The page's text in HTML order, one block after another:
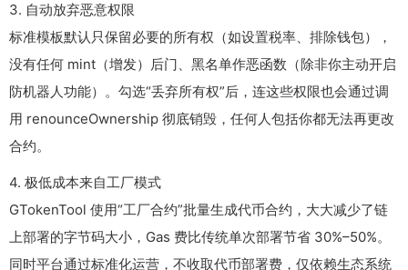
3. 自动放弃恶意权限
标准模板默认只保留必要的所有权（如设置税率、排除钱包），
没有任何 mint（增发）后门、黑名单作恶函数（除非你主动开启
防机器人功能）。勾选“丢弃所有权”后，连这些权限也会通过调
用 renounceOwnership 彻底销毁，任何人包括你都无法再更改
合约。
4. 极低成本来自工厂模式
GTokenTool 使用“工厂合约”批量生成代币合约，大大减少了链
上部署的字节码大小，Gas 费比传统单次部署节省 30%–50%。
同时平台通过标准化运营，不收取代币部署费，仅依赖生态系统